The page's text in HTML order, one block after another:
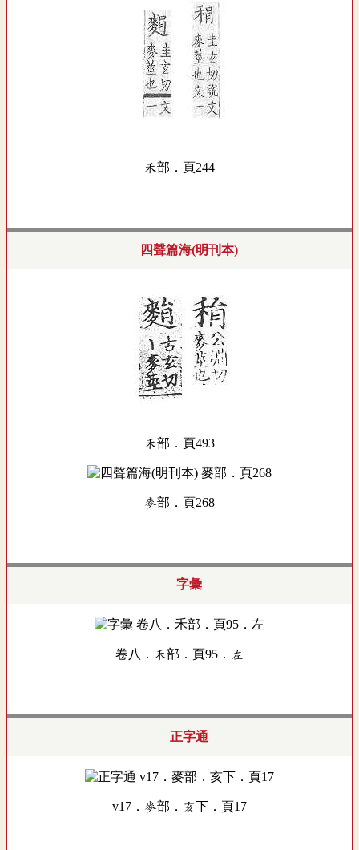
禾部．頁244
四聲篇海(明刊本)
禾部．頁493
麥部．頁268
字彙
卷八．禾部．頁95．左
正字通
v17．麥部．亥下．頁17